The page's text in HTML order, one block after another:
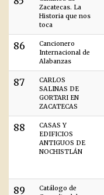
Zacatecas. La
Historia que nos
toca
86
Cancionero
Internacional de
Alabanzas
87
CARLOS
SALINAS DE
GORTARI EN
ZACATECAS
88
CASAS Y
EDIFICIOS
ANTIGUOS DE
NOCHISTLÁN
89
Catálogo de